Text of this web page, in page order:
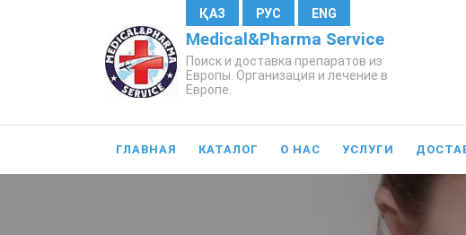
ҚАЗ РУС ENG
Medical&Pharma Service
Поиск и доставка препаратов из
Европы. Организация и лечение в
Европе.
ГЛАВНАЯ КАТАЛОГ О НАС УСЛУГИ